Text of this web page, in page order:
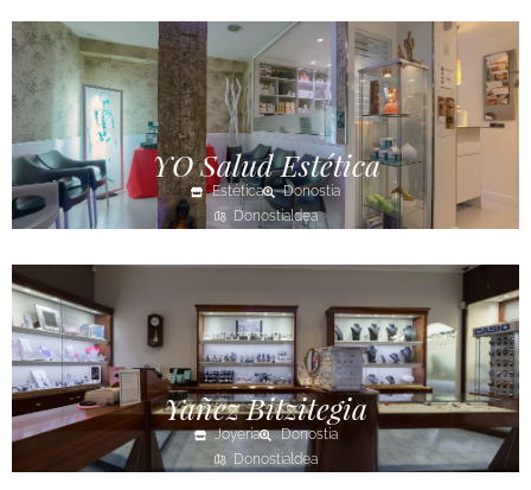
YO Salud Estética
Estética
Donostia
Donostialdea
Yañez Bitzitegia
Joyería
Donostia
Donostialdea